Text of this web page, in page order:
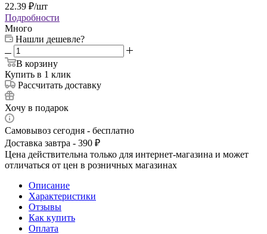
22.39 ₽/шт
Подробности
Много
Нашли дешевле?
В корзину
Купить в 1 клик
Рассчитать доставку
Хочу в подарок
Самовывоз сегодня - бесплатно
Доставка завтра - 390 ₽
Цена действительна только для интернет-магазина и может
отличаться от цен в розничных магазинах
Описание
Характеристики
Отзывы
Как купить
Оплата